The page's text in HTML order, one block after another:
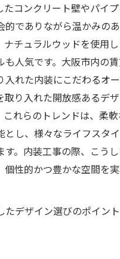
たコンクリート壁やパイ
的でありながら温かみの
ナチュラルウッドを使用
も人気です。大阪市内の
入れた内装にこだわるオ
取り入れた開放感あるデ
これらのトレンドは、柔
とし、様々なライフスタ
す。内装工事の際、こう
個性的かつ豊かな空間を実
たデザイン選びのポイント